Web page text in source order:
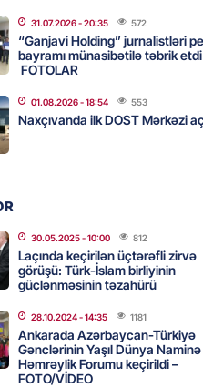
UNESCO-dakı yeni
kimdir? – DOSYE
- 16:00
pozan 26 nəfər tutuldu
və Yaroslavldakı
zavodunu vurub
- 15:30
Azərbaycanla bağlı tapşırıq
hərəkətə keçdi
31.07.2026- 20:35 572
“Ganjavi Holding” jurnalistləri
bayramı münasibətilə təbrik
FOTOLAR
01.08.2026- 18:54 553
Naxçıvanda ilk DOST Mərkəzi
30.05.2025- 10:00 812
Laçında keçirilən üçtərəfli zirvə
görüşü: Türk-İslam birliyinin
güclənməsinin təzahürü
28.10.2024- 14:35 1181
Ankarada Azərbaycan-Türkiyə
Gənclərinin Yaşıl Dünya Naminə
Həmrəylik Forumu keçirildi –
FOTO/VİDEO